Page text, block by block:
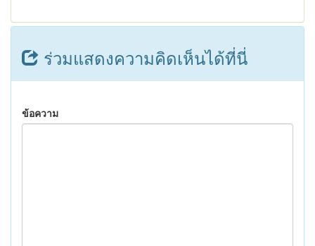
ร่วมแสดงความคิดเห็นได้ที่นี่
ข้อความ